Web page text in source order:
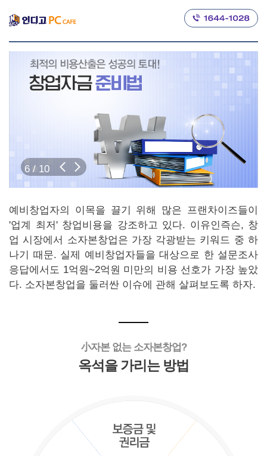
6 / 10
예비창업자의 이목을 끌기 위해 많은 프랜차이즈들이
'업계 최저' 창업비용을 강조하고 있다. 이유인즉슨, 창
업 시장에서 소자본창업은 가장 각광받는 키워드 중 하
나기 때문. 실제 예비창업자들을 대상으로 한 설문조사
응답에서도 1억원~2억원 미만의 비용 선호가 가장 높았
다. 소자본창업을 둘러싼 이슈에 관해 살펴보도록 하자.
小자본 없는 소자본창업?
옥석을 가리는 방법